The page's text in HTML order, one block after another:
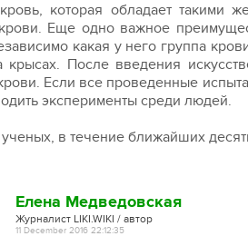
которая обладает такими
Еще одно важное
какая у него группа
После введения
Если все проведенные
эксперименты среди людей.
в течение ближайших
Елена Медведовская
Журналист LIKI.WIKI / автор
11 December 2016 22:12:35